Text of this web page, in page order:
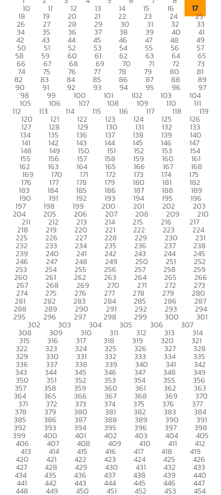
10 11 12 13 14 15 16 17
18 19 20 21 22 23 24 25
26 27 28 29 30 31 32 33
34 35 36 37 38 39 40 41
42 43 44 45 46 47 48 49
50 51 52 53 54 55 56 57
58 59 60 61 62 63 64 65
66 67 68 69 70 71 72 73
74 75 76 77 78 79 80 81
82 83 84 85 86 87 88 89
90 91 92 93 94 95 96 97
98 99 100 101 102 103 104
105 106 107 108 109 110 111
112 113 114 115 116 117 118 119
120 121 122 123 124 125 126
127 128 129 130 131 132 133
134 135 136 137 138 139 140
141 142 143 144 145 146 147
148 149 150 151 152 153 154
155 156 157 158 159 160 161
162 163 164 165 166 167 168
169 170 171 172 173 174 175
176 177 178 179 180 181 182
183 184 185 186 187 188 189
190 191 192 193 194 195 196
197 198 199 200 201 202 203
204 205 206 207 208 209 210
211 212 213 214 215 216 217
218 219 220 221 222 223 224
225 226 227 228 229 230 231
232 233 234 235 236 237 238
239 240 241 242 243 244 245
246 247 248 249 250 251 252
253 254 255 256 257 258 259
260 261 262 263 264 265 266
267 268 269 270 271 272 273
274 275 276 277 278 279 280
281 282 283 284 285 286 287
288 289 290 291 292 293 294
295 296 297 298 299 300 301
302 303 304 305 306 307
308 309 310 311 312 313 314
315 316 317 318 319 320 321
322 323 324 325 326 327 328
329 330 331 332 333 334 335
336 337 338 339 340 341 342
343 344 345 346 347 348 349
350 351 352 353 354 355 356
357 358 359 360 361 362 363
364 365 366 367 368 369 370
371 372 373 374 375 376 377
378 379 380 381 382 383 384
385 386 387 388 389 390 391
392 393 394 395 396 397 398
399 400 401 402 403 404 405
406 407 408 409 410 411 412
413 414 415 416 417 418 419
420 421 422 423 424 425 426
427 428 429 430 431 432 433
434 435 436 437 438 439 440
441 442 443 444 445 446 447
448 449 450 451 452 453 454